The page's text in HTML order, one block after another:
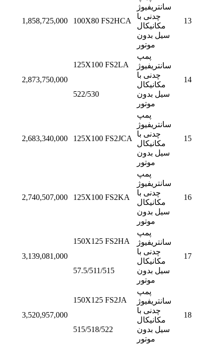
1,858,725,000 100X80 FS2HCA
سانتریفیوژ
چدنی با
مکانیکال
سیل بدون
موتور
13
2,873,750,000
125X100 FS2LA
پمپ
سانتریفیوژ
چدنی با
مکانیکال
سیل بدون
موتور
14
522/530
2,683,340,000 125X100 FS2JCA
پمپ
سانتریفیوژ
چدنی با
مکانیکال
سیل بدون
موتور
15
2,740,507,000 125X100 FS2KA
پمپ
سانتریفیوژ
چدنی با
مکانیکال
سیل بدون
موتور
16
3,139,081,000
150X125 FS2HA
پمپ
سانتریفیوژ
چدنی با
مکانیکال
سیل بدون
موتور
17
57.5/511/515
3,520,957,000
150X125 FS2JA
پمپ
سانتریفیوژ
چدنی با
مکانیکال
سیل بدون
موتور
18
515/518/522